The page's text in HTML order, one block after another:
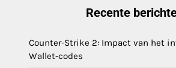
Recente
Counter-Strike 2: Impact van het
Wallet-codes